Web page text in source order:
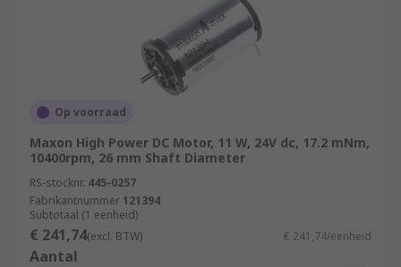
Op voorraad
Maxon High Power DC Motor, 11 W, 24V dc, 17.2 mNm,
10400rpm, 26 mm Shaft Diameter
RS-stocknr. 445-0257
Fabrikantnummer 121394
Subtotaal (1 eenheid)
€ 241,74(excl. BTW) € 241,74/eenheid
Aantal